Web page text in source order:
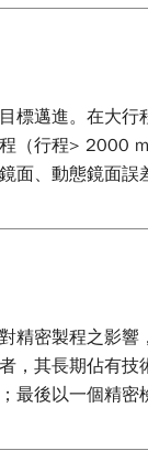
邁進。在大
（行程> 2000
、動態鏡面
密製程之影
其長期佔有
後以一個精